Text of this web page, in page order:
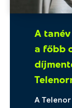
A
a főbb
A